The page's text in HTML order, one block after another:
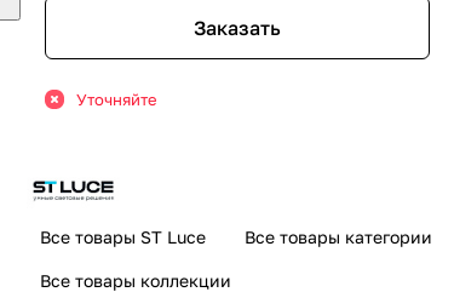
Заказать
Уточняйте
Все товары ST Luce Все товары категории
Все товары коллекции